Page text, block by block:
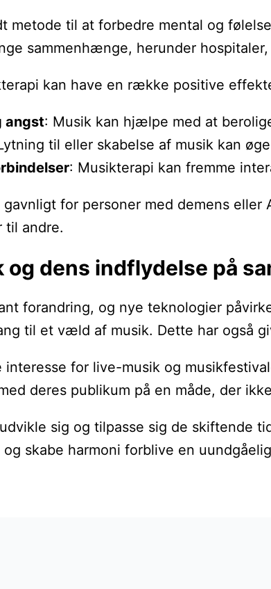
metode til at forbedre mental og
sammenhænge, herunder
kan have en række positive
angst: Musik kan hjælpe med at
til eller skabelse af musik kan
: Musikterapi kan fremme
for personer med demens
til andre.
og dens indflydelse på
forandring, og nye teknologier
til et væld af musik. Dette har også
interesse for live-musik og
deres publikum på en måde, der
sig og tilpasse sig de skiftende
skabe harmoni forblive en